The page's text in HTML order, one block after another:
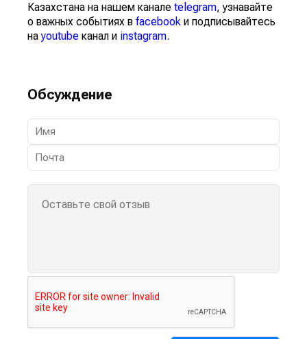
Казахстана на нашем канале telegram, узнавайте
о важных событиях в facebook и подписывайтесь
наyoutube канал и instagram.
Обсуждение